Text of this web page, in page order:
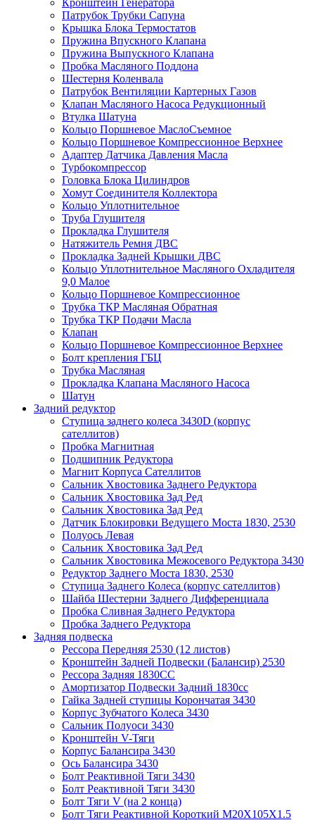
Патрубок Трубки Сапуна
Крышка Блока Термостатов
Пружина Впускного Клапана
Пружина Выпускного Клапана
Пробка Масляного Поддона
Шестерня Коленвала
Патрубок Вентиляции Картерных Газов
Клапан Масляного Насоса Редукционный
Втулка Шатуна
Кольцо Поршневое МаслоСъемное
Кольцо Поршневое Компрессионное Верхнее
Адаптер Датчика Давления Масла
Турбокомпрессор
Головка Блока Цилиндров
Хомут Соединителя Коллектора
Кольцо Уплотнительное
Труба Глушителя
Прокладка Глушителя
Натяжитель Ремня ДВС
Прокладка Задней Крышки ДВС
Кольцо Уплотнительное Масляного Охладителя
9,0 Малое
Кольцо Поршневое Компрессионное
Трубка ТКР Масляная Обратная
Трубка ТКР Подачи Масла
Клапан
Кольцо Поршневое Компрессионное Верхнее
Болт крепления ГБЦ
Трубка Масляная
Прокладка Клапана Масляного Насоса
Шатун
Задний редуктор
Ступица заднего колеса 3430D (корпус
сателлитов)
Пробка Магнитная
Подшипник Редуктора
Магнит Корпуса Сателлитов
Сальник Хвостовика Заднего Редуктора
Сальник Хвостовика Зад Ред
Сальник Хвостовика Зад Ред
Датчик Блокировки Ведущего Моста 1830, 2530
Полуось Левая
Сальник Хвостовика Зад Ред
Сальник Хвостовика Межосевого Редуктора 3430
Редуктор Заднего Моста 1830, 2530
Ступица Заднего Колеса (корпус сателлитов)
Шайба Шестерни Заднего Дифференциала
Пробка Сливная Заднего Редуктора
Пробка Заднего Редуктора
Задняя подвеска
Рессора Передняя 2530 (12 листов)
Кронштейн Задней Подвески (Балансир) 2530
Рессора Задняя 1830СС
Амортизатор Подвески Задний 1830сс
Гайка Задней ступицы Корончатая 3430
Корпус Зубчатого Колеса 3430
Сальник Полуоси 3430
Кронштейн V-Тяги
Корпус Балансира 3430
Ось Балансира 3430
Болт Реактивной Тяги 3430
Болт Реактивной Тяги 3430
Болт Тяги V (на 2 конца)
Болт Тяги Реактивной Короткий M20X105X1.5